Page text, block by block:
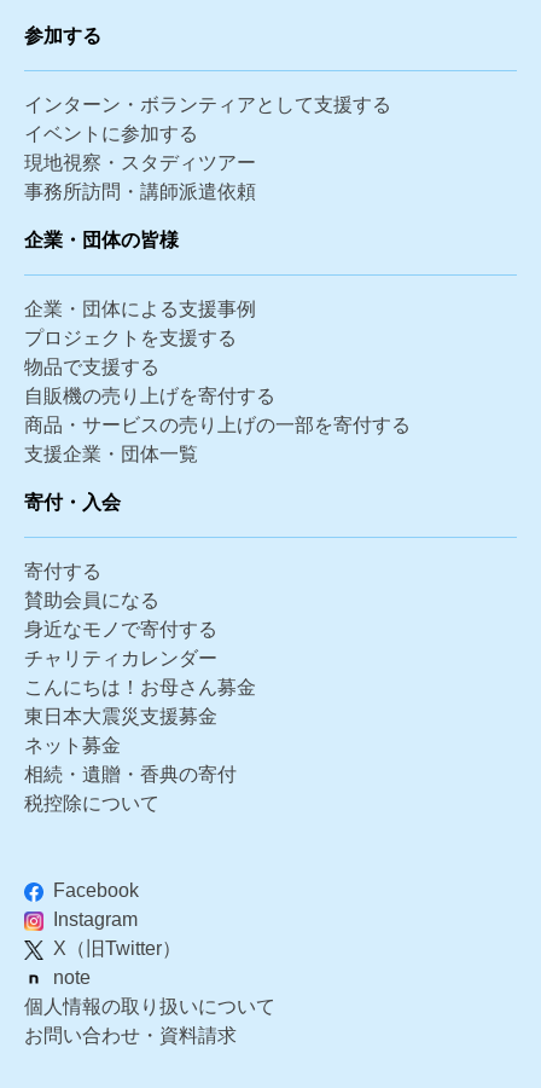
参加する
インターン・ボランティアとして支援する
イベントに参加する
現地視察・スタディツアー
事務所訪問・講師派遣依頼
企業・団体の皆様
企業・団体による支援事例
プロジェクトを支援する
物品で支援する
自販機の売り上げを寄付する
商品・サービスの売り上げの一部を寄付する
支援企業・団体一覧
寄付・入会
寄付する
賛助会員になる
身近なモノで寄付する
チャリティカレンダー
こんにちは！お母さん募金
東日本大震災支援募金
ネット募金
相続・遺贈・香典の寄付
税控除について
Facebook
Instagram
X（旧Twitter）
note
個人情報の取り扱いについて
お問い合わせ・資料請求